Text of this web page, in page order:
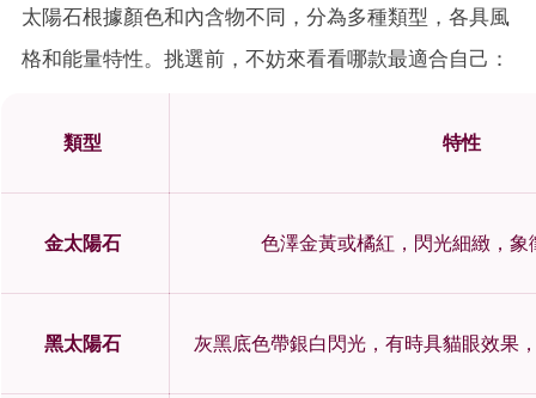
太陽石根據顏色和內含物不同，分為多種類型，各具風
格和能量特性。挑選前，不妨來看看哪款最適合自己：
類型 特性
金太陽石 色澤金黃或橘紅，閃光細緻，象
黑太陽石 灰黑底色帶銀白閃光，有時具貓眼效果